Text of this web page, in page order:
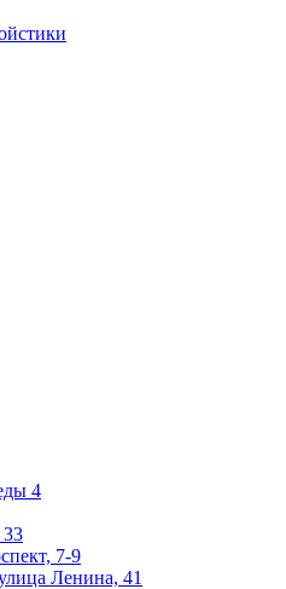
4
7-9
Ленина, 41